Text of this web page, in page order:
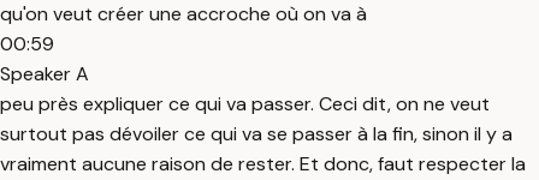
qu'on veut créer une accroche où on va à
00:59
Speaker A
peu près expliquer ce qui va passer. Ceci dit, on ne veut
surtout pas dévoiler ce qui va se passer à la fin, sinon il y a
vraiment aucune raison de rester. Et donc, faut respecter la